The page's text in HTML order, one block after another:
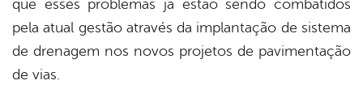
que esses problemas já estão sendo combatidos
pela atual gestão através da implantação de sistema
de drenagem nos novos projetos de pavimentação
de vias.